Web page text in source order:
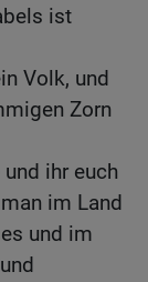
ist
Volk, und
Zorn
ihr euch
im Land
und im